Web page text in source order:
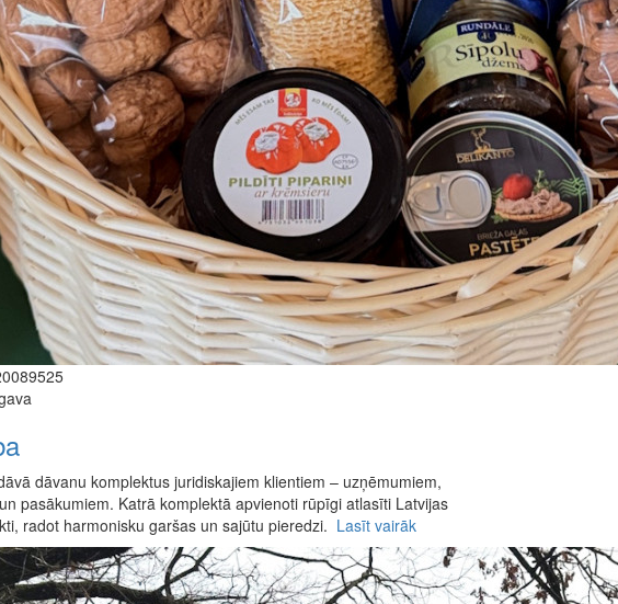
dāvanu komplektus juridiskajiem klientiem – uzņēmumiem,
pasākumiem. Katrā komplektā apvienoti rūpīgi atlasīti Latvijas
radot harmonisku garšas un sajūtu pieredzi. Lasīt vairāk